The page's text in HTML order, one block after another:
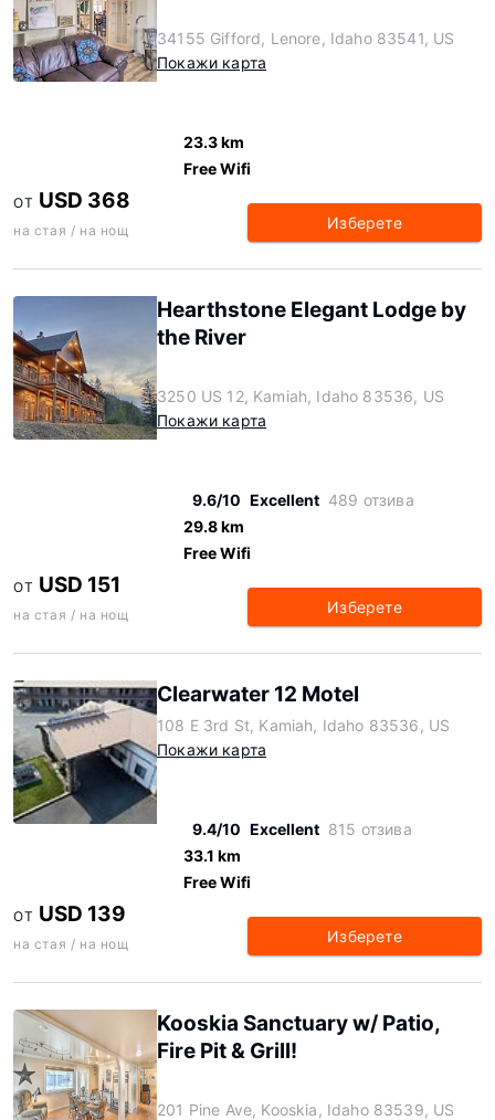
34155 Gifford, Lenore, Idaho 83541, US
Покажи карта
23.3 km
Free Wifi
ОТ USD 368
на стая / на нощ Изберете
Hearthstone Elegant Lodge by
the River
3250 US 12, Kamiah, Idaho 83536, US
Покажи карта
9.6/10 Excellent 489 отзива
29.8 km
Free Wifi
ОТ USD 151
на стая / на нощ Изберете
Clearwater 12 Motel
108 E 3rd St, Kamiah, Idaho 83536, US
Покажи карта
9.4/10 Excellent 815 отзива
33.1 km
Free Wifi
ОТ USD 139
на стая / на нощ Изберете
Kooskia Sanctuary w/ Patio,
Fire Pit & Grill!
201 Pine Ave, Kooskia, Idaho 83539, US